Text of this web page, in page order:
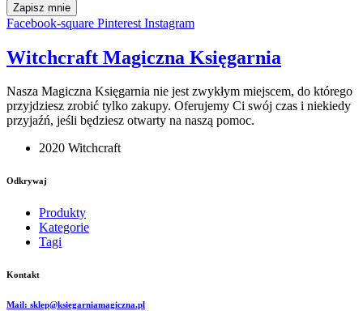
Zapisz mnie
Facebook-square Pinterest Instagram
Witchcraft Magiczna Księgarnia
Nasza Magiczna Księgarnia nie jest zwykłym miejscem, do którego
przyjdziesz zrobić tylko zakupy. Oferujemy Ci swój czas i niekiedy
przyjaźń, jeśli będziesz otwarty na naszą pomoc.
2020 Witchcraft
Odkrywaj
Produkty
Kategorie
Tagi
Kontakt
Mail: sklep@ksiegarniamagiczna.pl